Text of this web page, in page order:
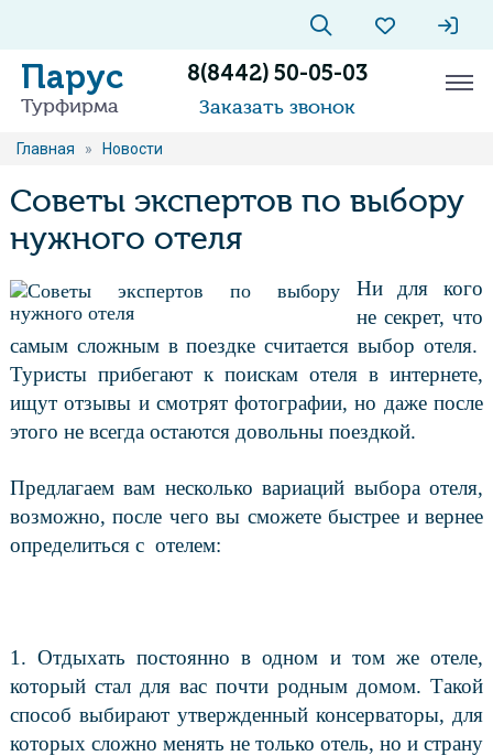
Парус
Турфирма
8(8442) 50-05-03
Заказать звонок
Главная » Новости
Советы экспертов по выбору
нужного отеля
Ни для кого
не секрет, что
самым сложным в поездке считается выбор отеля.
Туристы прибегают к поискам отеля в интернете,
ищут отзывы и смотрят фотографии, но даже после
этого не всегда остаются довольны поездкой.
Предлагаем вам несколько вариаций выбора отеля,
возможно, после чего вы сможете быстрее и вернее
определиться с отелем:
1. Отдыхать постоянно в одном и том же отеле,
который стал для вас почти родным домом. Такой
способ выбирают утвержденный консерваторы, для
которых сложно менять не только отель, но и страну